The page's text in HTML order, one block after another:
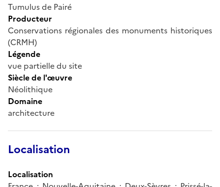
Tumulus de Pairé
Producteur
Conservations régionales des monuments historiques
(CRMH)
Légende
vue partielle du site
Siècle de l'œuvre
Néolithique
Domaine
architecture
Localisation
Localisation